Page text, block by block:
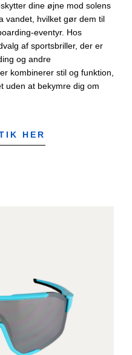
dine øjne mod solens
vandet, hvilket gør dem til
eventyr. Hos
af sportsbriller, der er
og andre
kombinerer stil og funktion,
uden at bekymre dig om
HER